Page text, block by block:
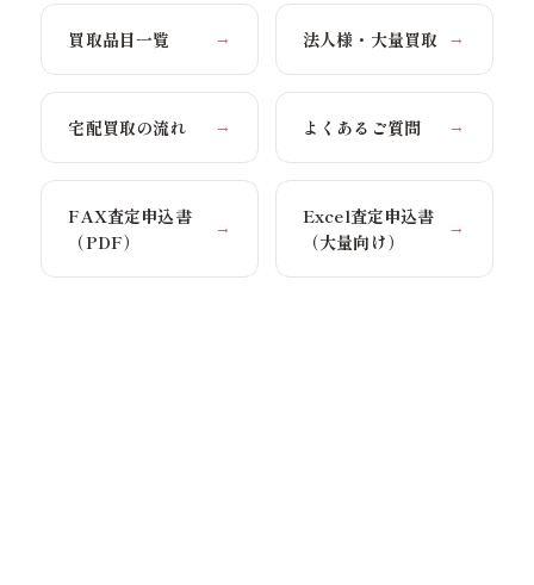
買取品目一覧 → 法人様・大量買取 →
宅配買取の流れ → よくあるご質問 →
FAX査定申込書
（PDF）
→
Excel査定申込書
（大量向け）
→